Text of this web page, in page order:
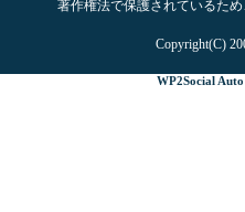
著作権法で保護されているた
Copyright(C)
WP2Social